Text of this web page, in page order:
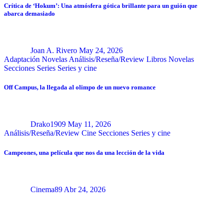
Crítica de ‘Hokum’: Una atmósfera gótica brillante para un guión que
abarca demasiado
Joan A. Rivero May 24, 2026
Adaptación Novelas Análisis/Reseña/Review Libros Novelas
Secciones Series Series y cine
Off Campus, la llegada al olimpo de un nuevo romance
Drako1909 May 11, 2026
Análisis/Reseña/Review Cine Secciones Series y cine
Campeones, una película que nos da una lección de la vida
Cinema89 Abr 24, 2026